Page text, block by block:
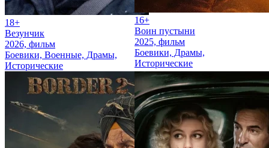
18+
Везунчик
2026, фильм
Боевики, Военные, Драмы,
Исторические
16+
Воин пустыни
2025, фильм
Боевики, Драмы,
Исторические